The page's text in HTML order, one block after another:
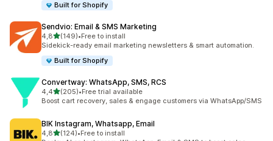
Built for Shopify
Sendvio: Email & SMS Marketing
4,8stelle su 5
(149)
149 recensioni totali
•Free to install
Sidekick-ready email marketing newsletters & smart automation.
Built for Shopify
Convertway: WhatsApp, SMS, RCS
4,4stelle su 5
(205)
205 recensioni totali
•Free trial available
Boost cart recovery, sales & engage customers via WhatsApp/SMS
BIK Instagram, Whatsapp, Email
4,8stelle su 5
(124)
124 recensioni totali
•Free to install